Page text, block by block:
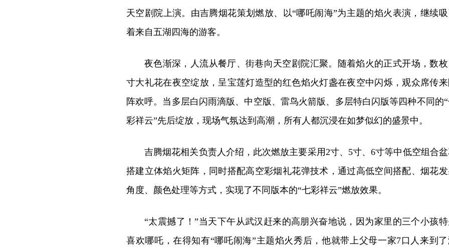
天空剧院上演。由吉腾烟花策划燃放、以“哪吒闹海”为主题的焰火表演，继续吸
着来自五湖四海的游客。
夜色渐深，人流从餐厅、街巷向天空剧院汇聚。随着焰火的正式开场，数枚
寸大礼花在夜空绽放，呈宝莲灯造型的红色焰火灯盏在夜空中闪烁，观众席传
阵欢呼。当多层白闪雨滴版、中空版、雷鸟火箭版、多层特白闪版等四种不同的
彩祥云”先后绽放，现场气氛达到高潮，所有人都沉浸在如梦似幻的盛景中。
吉腾烟花相关负责人介绍，此次燃放主要采用2寸、5寸、6寸等中低空组合
搭建立体焰火矩阵，同时搭配高空彩烟礼花弹技术，通过高低空间搭配、烟花
角度、颜色处理等方式，实现了不同版本的“七彩祥云”燃放效果。
“太震撼了！”当天下午从武汉赶来的高朋兴奋地说，因为家里的三个小孩特
喜欢哪吒，在得知有“哪吒闹海”主题焰火秀后，他就带上父母一家7口人来到了